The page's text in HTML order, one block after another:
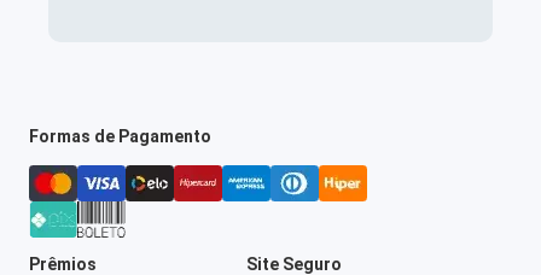
Formas de Pagamento
Prêmios Site Seguro